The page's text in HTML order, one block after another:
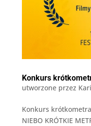
Konkurs
utworzone przez
Konkurs
NIEBO KRÓTKIE